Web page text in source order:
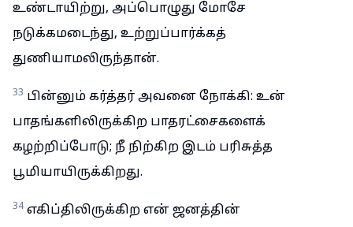
உண்டாயிற்று, அப்பொழுது மோசே
நடுக்கமடைந்து, உற்றுப்பார்க்கத்
துணியாமலிருந்தான்.
33 பின்னும் கர்த்தர் அவனை நோக்கி: உன்
பாதங்களிலிருக்கிற பாதரட்சைகளைக்
கழற்றிப்போடு; நீ நிற்கிற இடம் பரிசுத்த
பூமியாயிருக்கிறது.
34 எகிப்திலிருக்கிற என் ஜனத்தின்